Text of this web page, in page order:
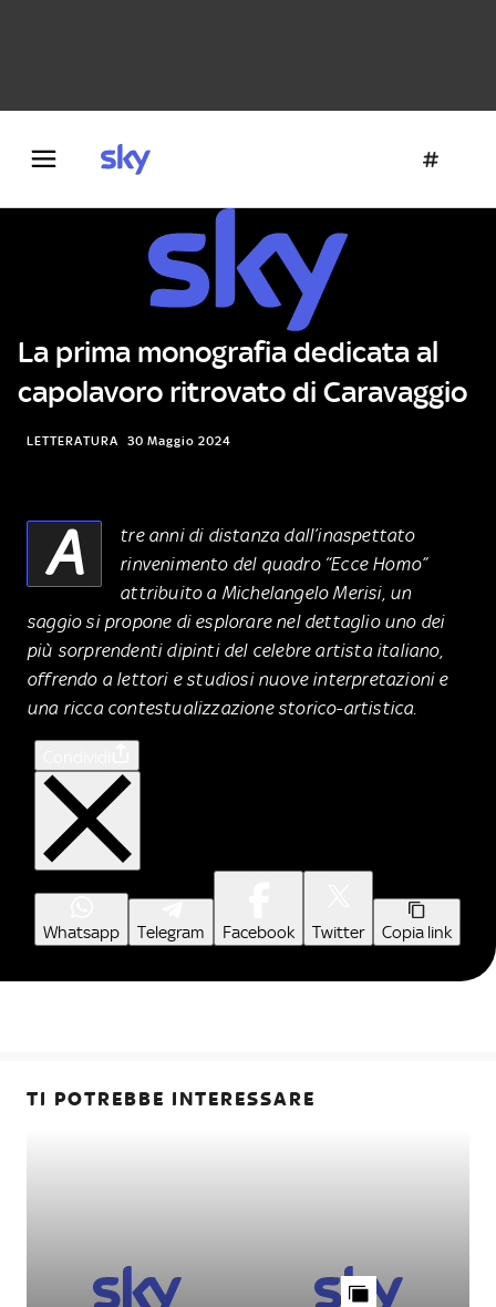
La prima monografia dedicata al
capolavoro ritrovato di Caravaggio
LETTERATURA 30 Maggio 2024
A
tre anni di distanza dall’inaspettato
rinvenimento del quadro “Ecce Homo”
attribuito a Michelangelo Merisi, un
saggio si propone di esplorare nel dettaglio uno dei
più sorprendenti dipinti del celebre artista italiano,
offrendo a lettori e studiosi nuove interpretazioni e
una ricca contestualizzazione storico-artistica.
Whatsapp Telegram Facebook Twitter Copia link
TI POTREBBE INTERESSARE